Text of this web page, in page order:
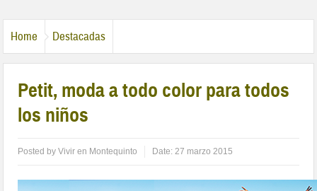
Home Destacadas
Petit, moda a todo color para todos
los niños
Posted byVivir en Montequinto Date:27 marzo 2015